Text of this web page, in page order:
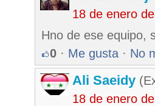
18 de enero
Hno de ese equipo,
0 · Me gusta · No
Ali Saeidy
18 de enero